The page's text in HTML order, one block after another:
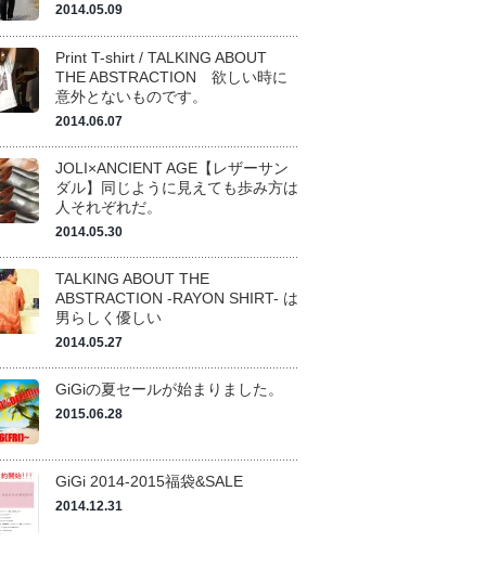
2014.05.09
Print T-shirt / TALKING ABOUT
THE ABSTRACTION 欲しい時に
意外とないものです。
2014.06.07
JOLI×ANCIENT AGE【レザーサン
ダル】同じように見えても歩み方は
人それぞれだ。
2014.05.30
TALKING ABOUT THE
ABSTRACTION -RAYON SHIRT- は
男らしく優しい
2014.05.27
GiGiの夏セールが始まりました。
2015.06.28
GiGi 2014-2015福袋&SALE
2014.12.31